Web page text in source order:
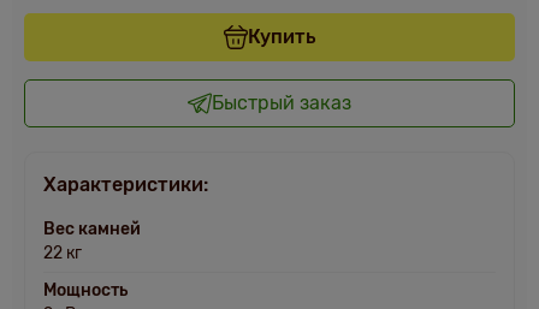
Купить
Быстрый заказ
Характеристики:
Вес камней
22 кг
Мощность